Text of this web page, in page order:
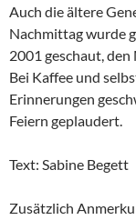
Auch die ältere
Nachmittag wurde
2001 geschaut,
Bei Kaffee und
Erinnerungen
Feiern geplaudert.
Text: Sabine Begett
Zusätzlich